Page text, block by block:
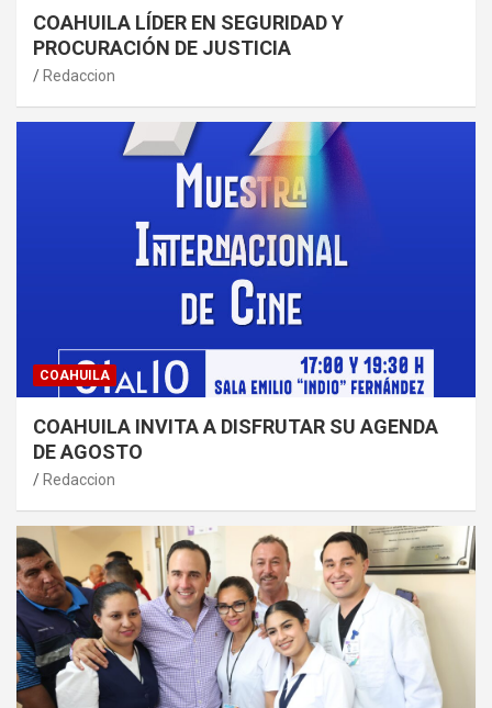
COAHUILA LÍDER EN SEGURIDAD Y
PROCURACIÓN DE JUSTICIA
Redaccion
COAHUILA
COAHUILA INVITA A DISFRUTAR SU AGENDA
DE AGOSTO
Redaccion